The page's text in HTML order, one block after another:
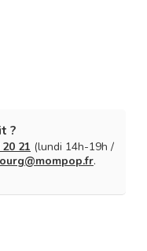
?
21 (lundi 14h-19h /
.